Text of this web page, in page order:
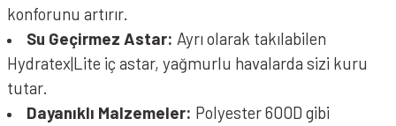
konforunu artırır.
Su Geçirmez Astar: Ayrı olarak takılabilen
Hydratex|Lite iç astar, yağmurlu havalarda sizi kuru
tutar.
Dayanıklı Malzemeler: Polyester 600D gibi